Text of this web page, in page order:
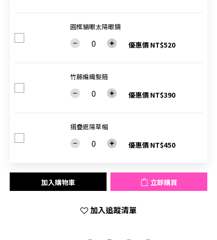
圓框貓眼太陽眼鏡
優惠價 NT$520
竹藤編織髮箍
優惠價 NT$390
摺疊遮陽草帽
優惠價 NT$450
加入購物車 立即購買
加入追蹤清單